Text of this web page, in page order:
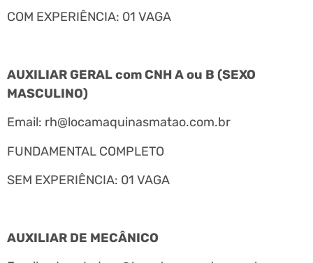
COM EXPERIÊNCIA: 01 VAGA
AUXILIAR GERAL com CNH A ou B (SEXO
MASCULINO)
Email: rh@locamaquinasmatao.com.br
FUNDAMENTAL COMPLETO
SEM EXPERIÊNCIA: 01 VAGA
AUXILIAR DE MECÂNICO